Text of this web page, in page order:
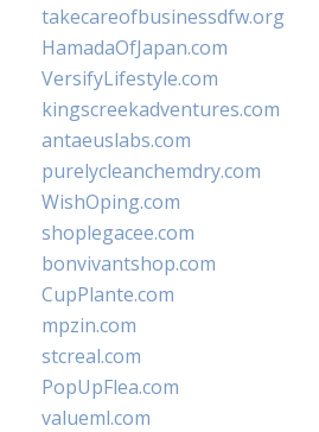
takecareofbusinessdfw.org
HamadaOfJapan.com
VersifyLifestyle.com
kingscreekadventures.com
antaeuslabs.com
purelycleanchemdry.com
WishOping.com
shoplegacee.com
bonvivantshop.com
CupPlante.com
mpzin.com
stcreal.com
PopUpFlea.com
valueml.com